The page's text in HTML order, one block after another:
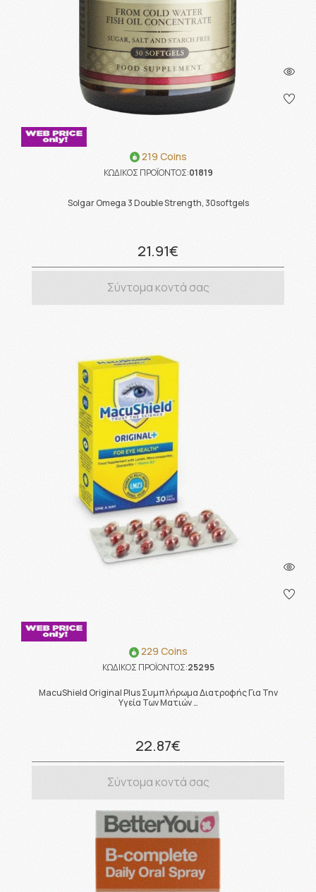
219 Coins
ΚΩΔΙΚΟΣ ΠΡΟΪΟΝΤΟΣ:01819
Solgar Omega 3 Double Strength, 30softgels
21.91€
Σύντομα κοντά σας
229 Coins
ΚΩΔΙΚΟΣ ΠΡΟΪΟΝΤΟΣ:25295
MacuShield Original Plus Συμπλήρωμα Διατροφής Για Την
Υγεία Των Ματιών …
22.87€
Σύντομα κοντά σας